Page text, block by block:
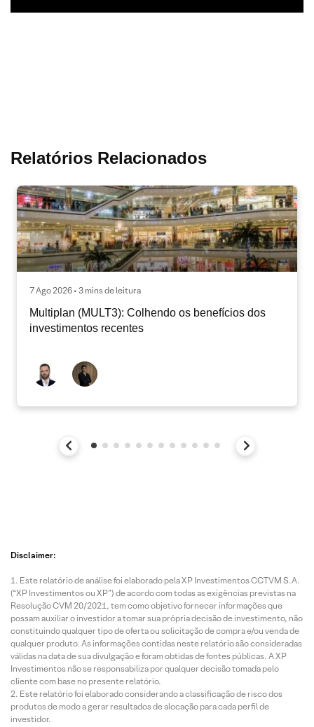
Relatórios Relacionados
7 Ago 2026 • 3 mins de leitura
Multiplan (MULT3): Colhendo os benefícios dos
investimentos recentes
Disclaimer:
Este relatório de análise foi elaborado pela XP Investimentos CCTVM S.A.
(“XP Investimentos ou XP”) de acordo com todas as exigências previstas na
Resolução CVM 20/2021, tem como objetivo fornecer informações que
possam auxiliar o investidor a tomar sua própria decisão de investimento, não
constituindo qualquer tipo de oferta ou solicitação de compra e/ou venda de
qualquer produto. As informações contidas neste relatório são consideradas
válidas na data de sua divulgação e foram obtidas de fontes públicas. A XP
Investimentos não se responsabiliza por qualquer decisão tomada pelo
cliente com base no presente relatório.
Este relatório foi elaborado considerando a classificação de risco dos
produtos de modo a gerar resultados de alocação para cada perfil de
investidor.